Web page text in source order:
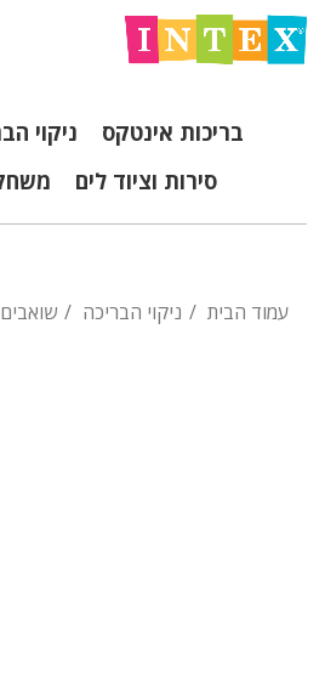
בריכות אינטקס ניקוי
סירות וציוד לים
עמוד הבית ניקוי הבריכה